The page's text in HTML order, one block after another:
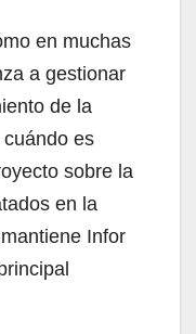
en muchas
a gestionar
de la
es
sobre la
en la
Infor